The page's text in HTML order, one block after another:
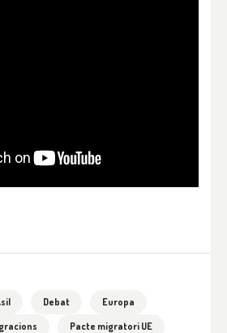
Debat
Europa
Pacte migratori UE